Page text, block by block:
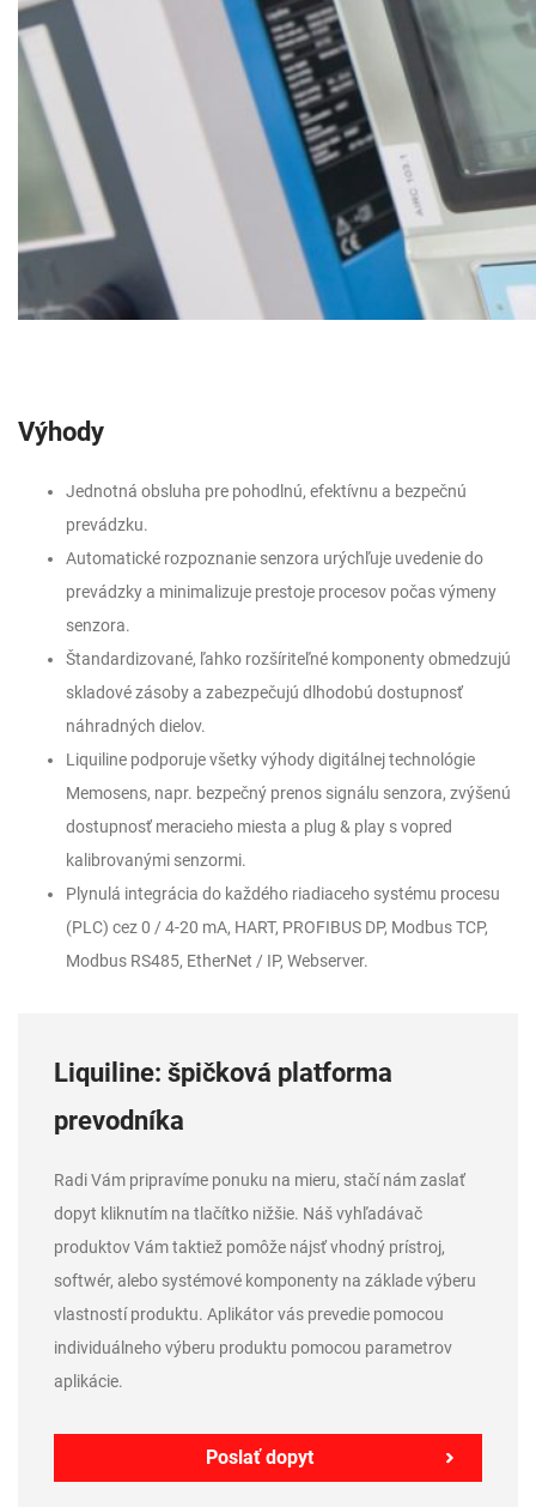
Výhody
Jednotná obsluha pre pohodlnú, efektívnu a bezpečnú
prevádzku.
Automatické rozpoznanie senzora urýchľuje uvedenie do
prevádzky a minimalizuje prestoje procesov počas výmeny
senzora.
Štandardizované, ľahko rozšíriteľné komponenty obmedzujú
skladové zásoby a zabezpečujú dlhodobú dostupnosť
náhradných dielov.
Liquiline podporuje všetky výhody digitálnej technológie
Memosens, napr. bezpečný prenos signálu senzora, zvýšenú
dostupnosť meracieho miesta a plug & play s vopred
kalibrovanými senzormi.
Plynulá integrácia do každého riadiaceho systému procesu
(PLC) cez 0 / 4-20 mA, HART, PROFIBUS DP, Modbus TCP,
Modbus RS485, EtherNet / IP, Webserver.
Liquiline: špičková platforma
prevodníka
Radi Vám pripravíme ponuku na mieru, stačí nám zaslať
dopyt kliknutím na tlačítko nižšie. Náš vyhľadávač
produktov Vám taktiež pomôže nájsť vhodný prístroj,
softwér, alebo systémové komponenty na základe výberu
vlastností produktu. Aplikátor vás prevedie pomocou
individuálneho výberu produktu pomocou parametrov
aplikácie.
Poslať dopyt